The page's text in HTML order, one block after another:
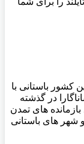
کشور باستانی با
در گذشته
‌های تمدن‌
و شهر های باستانی